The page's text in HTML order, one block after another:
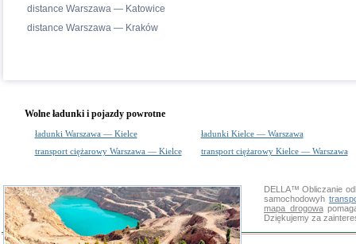
distance Warszawa — Katowice
distance Warszawa — Kraków
Wolne ładunki i pojazdy powrotne
ładunki Warszawa — Kielce
ładunki Kielce — Warszawa
transport ciężarowy Warszawa — Kielce
transport ciężarowy Kielce — Warszawa
DELLA™Obliczanie
samochodowyh
mapa drogowa
Dziękujemy za